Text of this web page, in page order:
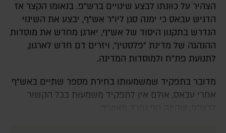
הצהיר על כוונתו לבצע שינויים ברש"פ. בנאומו הקצר אז
הדגיש עבאס כי ימנה סגן ליו"ר אש"ף, יבצע את השינוי
הנדרש בתקנון היסוד של אש"ף, יארגן מחדש את מוסדות
ההנהגה של מדינת "פלסטין", ויזרים דם חדש לארגון,
לתנועת פת"ח ולמוסדות המדינה.
מדובר בתפקיד שמשמעותו בחירת מספר שתיים באש"ף
אחרי עבאס, אולם אין לתפקיד משמעות בכל הקשור